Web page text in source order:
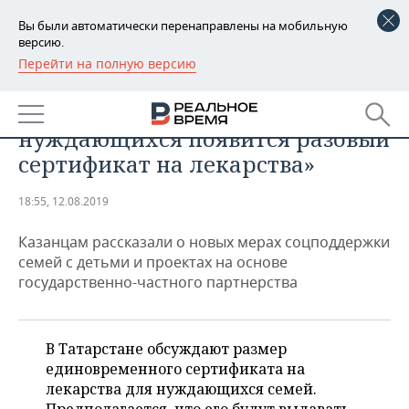
Вы были автоматически перенаправлены на мобильную
версию.
Перейти на полную версию
РЕГИОНЫ
БАШКОРТОСТАН
ТАТАРСТАН
НОВОСТИ
АНАЛИТИКА
ДЕКЛАРАЦИИ О ДОХОДАХ
КОРОЛИ ГОСЗАКАЗА ПФО
ВУЗЫ ТАТАРСТАНА
КОМУ ПРИНАДЛЕЖАТ
ТОРГОВЫЕ ЦЕНТРЫ
ТАТАРСТАНА
НОВОСТИ ЭКОНОМИКИ
ФИНАНСЫ
БАНКИ
БЮДЖЕТ
ИНВЕСТИЦИИ
ПРОМЫШЛЕННОСТЬ
НОВОСТИ
ПРОМЫШЛЕННОСТИ
МАШИНОСТРОЕНИЕ
НЕДВИЖИМОСТЬ
НОВОСТИ НЕДВИЖИМОСТИ
АВТО
НОВОСТИ АВТО
БИЗНЕС
НОВОСТИ БИЗНЕСА
ТЕХНОЛОГИИ
Светлана Захарова: «Для
нуждающихся появится разовый
сертификат на лекарства»
18:55, 12.08.2019
Казанцам рассказали о новых мерах соцподдержки
семей с детьми и проектах на основе
государственно-частного партнерства
В Татарстане обсуждают размер
единовременного сертификата на
лекарства для нуждающихся семей.